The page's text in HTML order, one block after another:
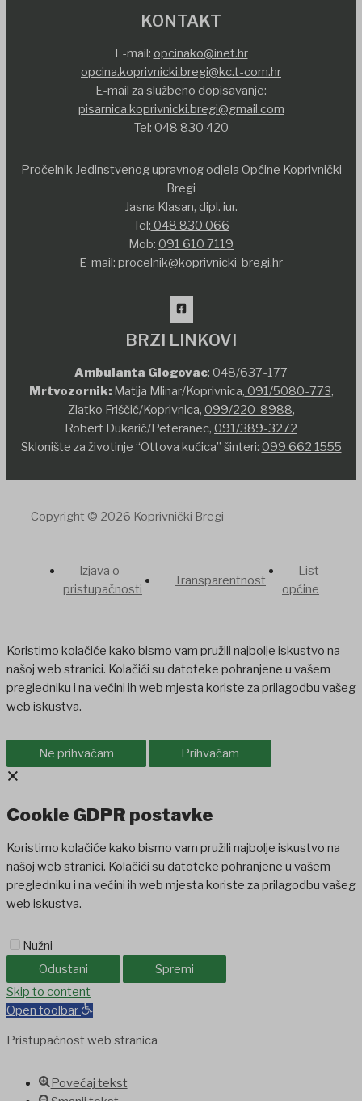
KONTAKT
E-mail: opcinako@inet.hr
opcina.koprivnicki.bregi@kc.t-com.hr
E-mail za službeno dopisavanje:
pisarnica.koprivnicki.bregi@gmail.com
Tel: 048 830 420
Pročelnik Jedinstvenog upravnog odjela Općine Koprivnički
Bregi
Jasna Klasan, dipl. iur.
Tel: 048 830 066
Mob: 091 610 7119
E-mail: procelnik@koprivnicki-bregi.hr
BRZI LINKOVI
Ambulanta Glogovac: 048/637-177
Mrtvozornik:Matija Mlinar/Koprivnica, 091/5080-773,
Zlatko Friščić/Koprivnica, 099/220-8988,
Robert Dukarić/Peteranec, 091/389-3272
Sklonište za životinje “Ottova kućica” šinteri: 099 662 1555
Copyright © 2026 Koprivnički Bregi
Izjava o
pristupačnosti
Transparentnost
List
općine
Koristimo kolačiće kako bismo vam pružili najbolje iskustvo na
našoj web stranici. Kolačići su datoteke pohranjene u vašem
pregledniku i na većini ih web mjesta koriste za prilagodbu vašeg
web iskustva.
Ne prihvaćam Prihvaćam
×
Cookie GDPR postavke
Koristimo kolačiće kako bismo vam pružili najbolje iskustvo na
našoj web stranici. Kolačići su datoteke pohranjene u vašem
pregledniku i na većini ih web mjesta koriste za prilagodbu vašeg
web iskustva.
Nužni
Odustani
Spremi
Holiganbet
Skip to content
Open toolbar
Pristupačnost web stranica
Povećaj tekst